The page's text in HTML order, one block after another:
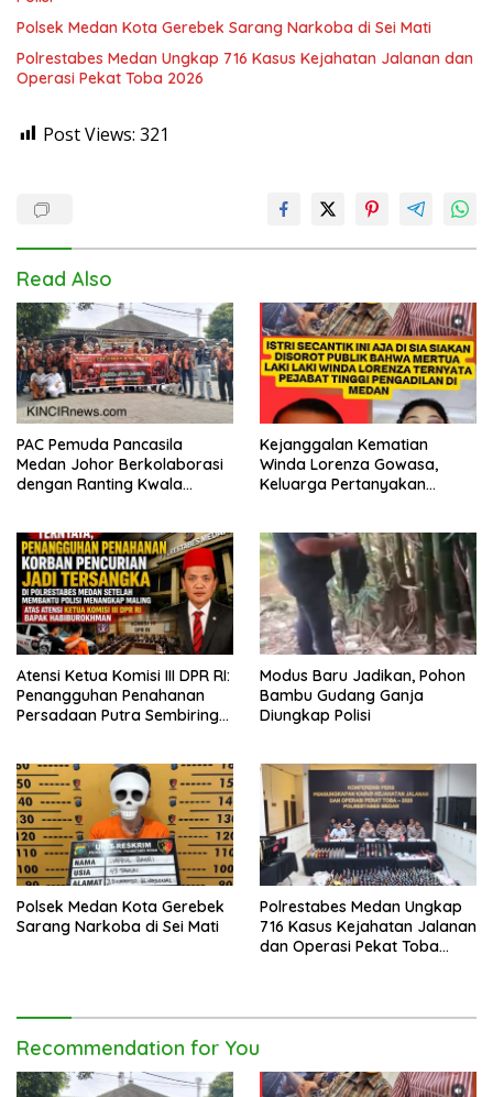
Polsek Medan Kota Gerebek Sarang Narkoba di Sei Mati
Polrestabes Medan Ungkap 716 Kasus Kejahatan Jalanan dan
Operasi Pekat Toba 2026
Post Views: 321
Read Also
PAC Pemuda Pancasila
Medan Johor Berkolaborasi
dengan Ranting Kwala
Jemaah dan Pengguna Jalan
Kejanggalan Kematian
Winda Lorenza Gowasa,
Keluarga Pertanyakan
Atensi Ketua Komisi III DPR RI:
Penangguhan Penahanan
Persadaan Putra Sembiring
Modus Baru Jadikan, Pohon
Bambu Gudang Ganja
Diungkap Polisi
Polsek Medan Kota Gerebek
Sarang Narkoba di Sei Mati
Polrestabes Medan Ungkap
716 Kasus Kejahatan Jalanan
dan Operasi Pekat Toba
Recommendation for You